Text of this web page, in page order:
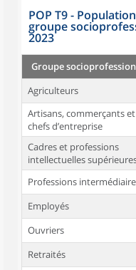
POP T9 -
groupe
2023
Groupe
Agriculteurs
Artisans, commerçants et
chefs d’entreprise
Cadres et professions
intellectuelles
Professions
Employés
Ouvriers
Retraités